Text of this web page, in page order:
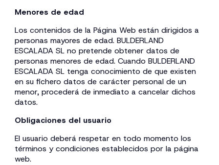
Menores de edad
Los contenidos de la Página Web están dirigidos a
personas mayores de edad. BULDERLAND
ESCALADA SL no pretende obtener datos de
personas menores de edad. Cuando BULDERLAND
ESCALADA SL tenga conocimiento de que existen
en su fichero datos de carácter personal de un
menor, procederá de inmediato a cancelar dichos
datos.
Obligaciones del usuario
El usuario deberá respetar en todo momento los
términos y condiciones establecidos por la página
web.